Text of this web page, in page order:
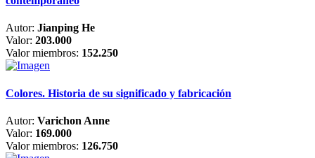
Autor: Jianping He
Valor: 203.000
Valor miembros: 152.250
Colores. Historia de su significado y fabricación
Autor: Varichon Anne
Valor: 169.000
Valor miembros: 126.750